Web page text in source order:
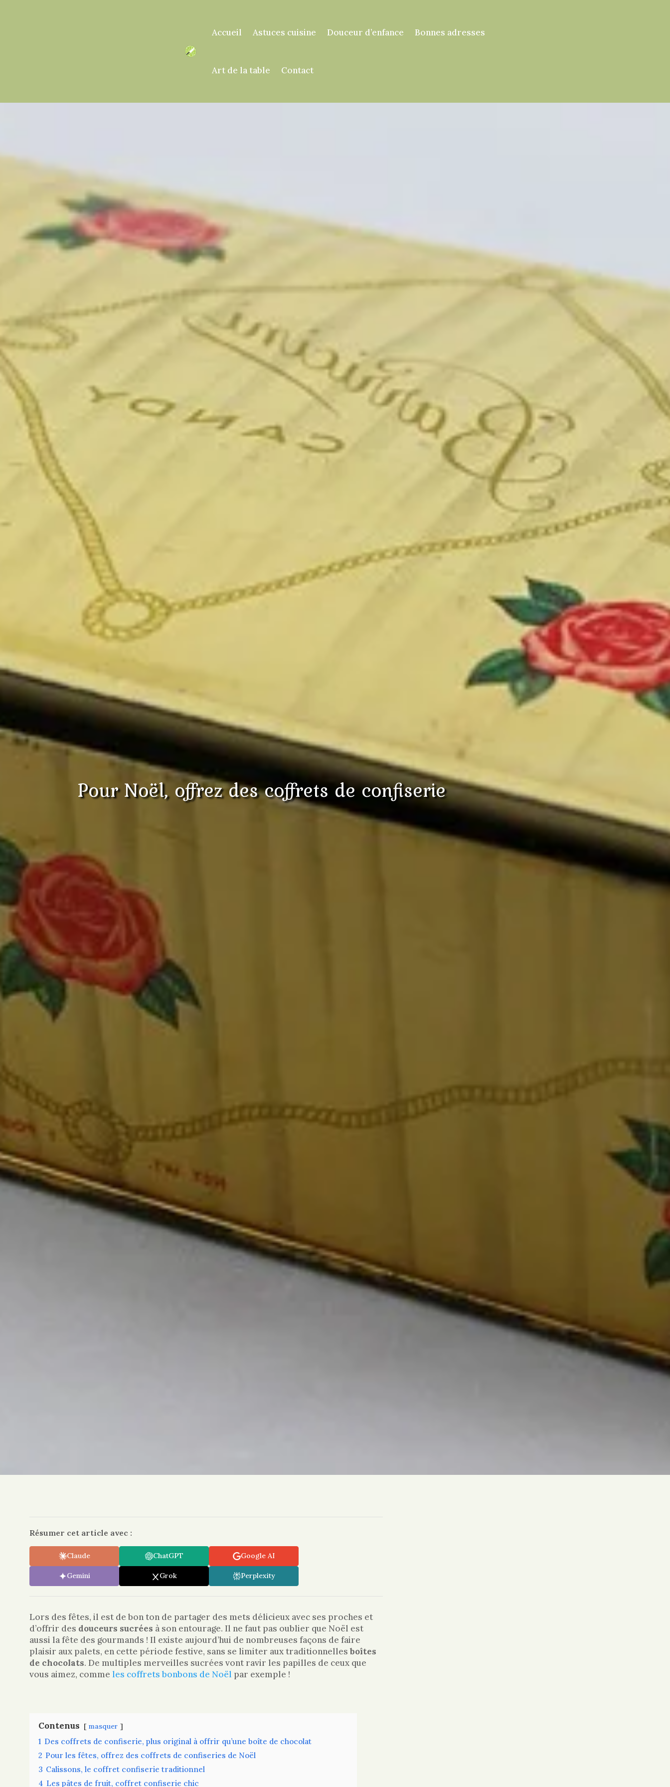
Accueil Astuces cuisine Douceur d’enfance Bonnes adresses
Art de la table Contact
Pour Noël, offrez des coffrets de confiserie
Résumer cet article avec :
Claude ChatGPT Google AI
Gemini Grok Perplexity
Lors des fêtes, il est de bon ton de partager des mets délicieux avec ses proches et
d’offrir des douceurs sucrées à son entourage. Il ne faut pas oublier que Noël est
aussi la fête des gourmands ! Il existe aujourd’hui de nombreuses façons de faire
plaisir aux palets, en cette période festive, sans se limiter aux traditionnellesboîtes
de chocolats. De multiples merveilles sucrées vont ravir les papilles de ceux que
vous aimez, commeles coffrets bonbons de Noël par exemple !
Contenus masquer
1 Des coffrets de confiserie, plus original à offrir qu’une boîte de chocolat
2 Pour les fêtes, offrez des coffrets de confiseries de Noël
3 Calissons, le coffret confiserie traditionnel
4 Les pâtes de fruit, coffret confiserie chic